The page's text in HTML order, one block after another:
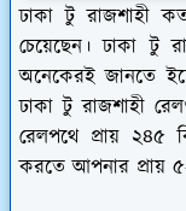
ঢাকা টু রাজশাহী
চেয়েছেন। ঢাকা টু
অনেকেরই জানতে
ঢাকা টু রাজশাহী
রেলপথে প্রায় ২৪৫
করতে আপনার প্রায়